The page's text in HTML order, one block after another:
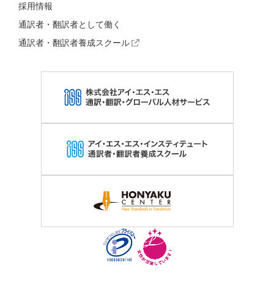
採用情報
通訳者・翻訳者として働く
通訳者・翻訳者養成スクール